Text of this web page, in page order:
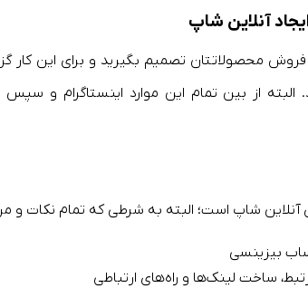
محصولاتتان تصمیم بگیرید و برای این کار
البته از بین تمام این موارد اینستاگرام و
آنلاین شاپ است؛ البته به شرطی که تمام نکات و
بیزینسی
ساخت لینک‌ها و راه‌های ارتباطی